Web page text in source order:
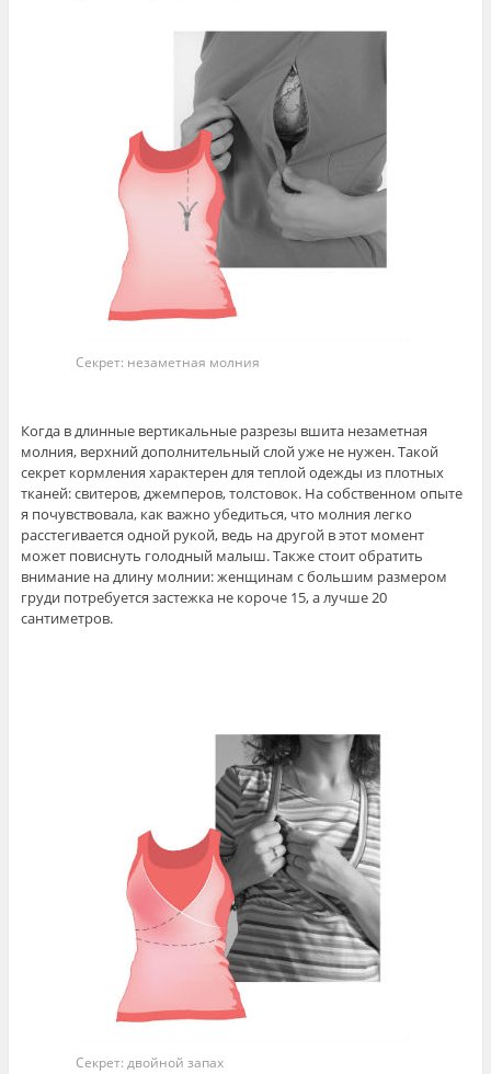
Секрет: незаметная молния
Когда в длинные вертикальные разрезы вшита незаметная
молния, верхний дополнительный слой уже не нужен. Такой
секрет кормления характерен для теплой одежды из плотных
тканей: свитеров, джемперов, толстовок. На собственном опыте
я почувствовала, как важно убедиться, что молния легко
расстегивается одной рукой, ведь на другой в этот момент
может повиснуть голодный малыш. Также стоит обратить
внимание на длину молнии: женщинам с большим размером
груди потребуется застежка не короче 15, а лучше 20
сантиметров.
Секрет: двойной запах